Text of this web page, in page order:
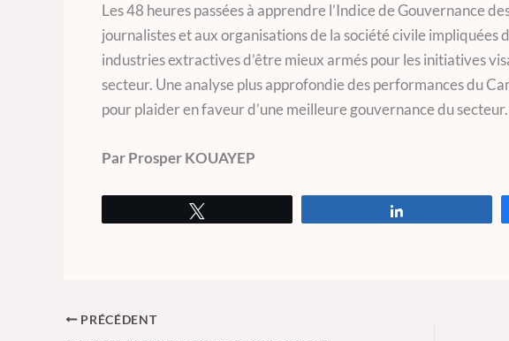
Les 48 heures passées à apprendre l’Indice de Gouvernance
journalistes et aux organisations de la société civile impliquées
industries extractives d’être mieux armés pour les initiatives
secteur. Une analyse plus approfondie des performances du
pour plaider en faveur d’une meilleure gouvernance du secteur.
Par Prosper KOUAYEP
PRÉCÉDENT